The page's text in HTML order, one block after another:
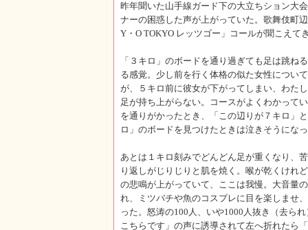
昨年聞いた山手線ガード下の大立ちション大
ナーの困惑した声が上がっていた。歌舞伎町
Y・O TOKYO レッツゴー」コールが聞こえ
「３キロ」のボードを通り過ぎても足は跳ね
る感覚。少し前を行く体格の似た女性につい
が、５キロ前に彼女が下がってしまい、わた
足が持ち上がらない。コースがよくわかって
を通りがかったとき、「この辺りが７キロ」
ロ」のボードを見つけたときは泣きそうにな
あとは１キロ刻みでどんどん足が重くなり、
り返しがじりじりと肌を焼く。喉が乾くけれ
の悲鳴が上がっていて、ここは我慢。大音量
れ、ミツバチや魚のコスプレに目を楽しませ
った。怒涛の100人、いや1000人抜き（去ら
こちらです」の声に誘導されて左へ折れたら